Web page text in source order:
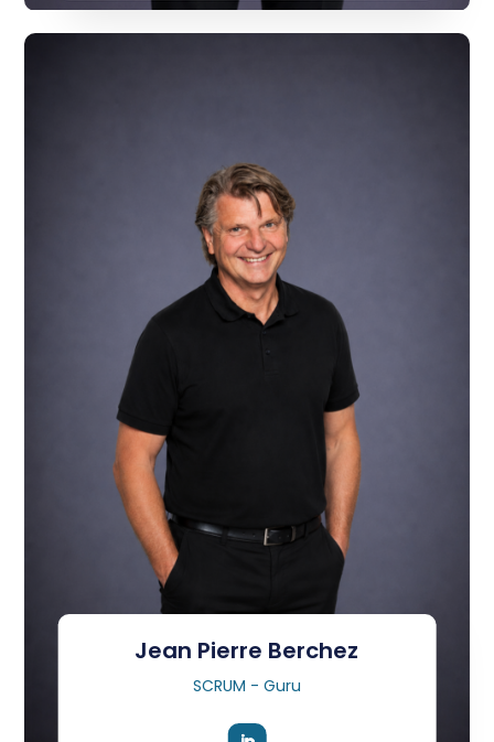
Jean Pierre Berchez
SCRUM - Guru